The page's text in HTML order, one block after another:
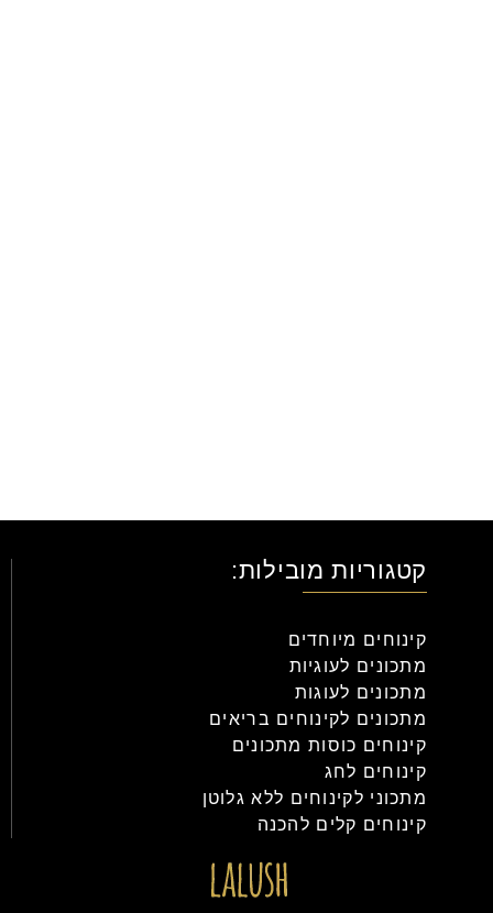
קטגוריות מובילות:
קינוחים מיוחדים
מתכונים לעוגיות
מתכונים לעוגות
מתכונים לקינוחים בריאים
קינוחים כוסות מתכונים
קינוחים לחג
מתכוני לקינוחים ללא גלוטן
קינוחים קלים להכנה